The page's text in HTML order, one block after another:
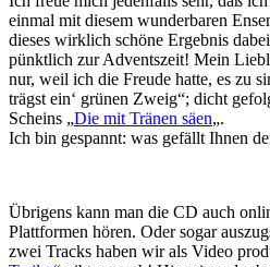
einmal mit diesem wunderbaren
dieses wirklich schöne Ergebnis
pünktlich zur Adventszeit! Mein
nur, weil ich die Freude hatte, es zu
trägst ein‘ grünen Zweig“; dicht
Scheins „Die mit Tränen säen„.
Ich bin gespannt: was gefällt Ihnen
Übrigens kann man die CD auch
Plattformen hören. Oder sogar
zwei Tracks haben wir als Video